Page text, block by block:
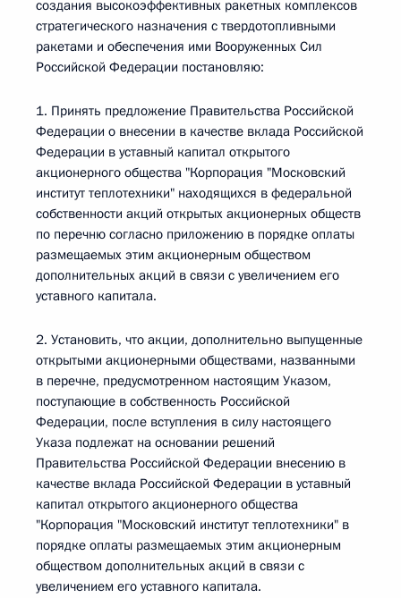
создания высокоэффективных ракетных комплексов
стратегического назначения с твердотопливными
ракетами и обеспечения ими Вооруженных Сил
Российской Федерации постановляю:
1. Принять предложение Правительства Российской
Федерации о внесении в качестве вклада Российской
Федерации в уставный капитал открытого
акционерного общества "Корпорация "Московский
институт теплотехники" находящихся в федеральной
собственности акций открытых акционерных обществ
по перечню согласно приложению в порядке оплаты
размещаемых этим акционерным обществом
дополнительных акций в связи с увеличением его
уставного капитала.
2. Установить, что акции, дополнительно выпущенные
открытыми акционерными обществами, названными
в перечне, предусмотренном настоящим Указом,
поступающие в собственность Российской
Федерации, после вступления в силу настоящего
Указа подлежат на основании решений
Правительства Российской Федерации внесению в
качестве вклада Российской Федерации в уставный
капитал открытого акционерного общества
"Корпорация "Московский институт теплотехники" в
порядке оплаты размещаемых этим акционерным
обществом дополнительных акций в связи с
увеличением его уставного капитала.